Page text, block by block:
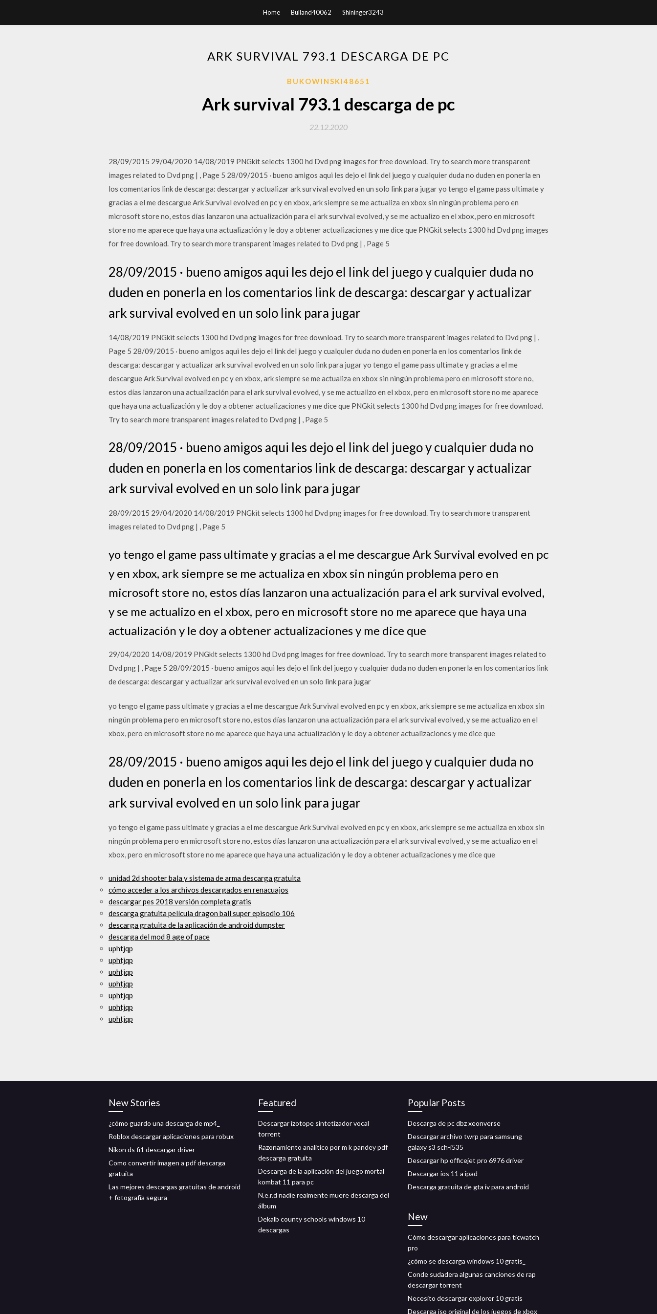
Home Bulland40062 Shininger3243
ARK SURVIVAL 793.1 DESCARGA DE PC
BUKOWINSKI48651
Ark survival 793.1 descarga de pc
22.12.2020
28/09/2015 29/04/2020 14/08/2019 PNGkit selects 1300 hd Dvd png images for free download. Try to search more transparent
images related to Dvd png | , Page 5 28/09/2015 · bueno amigos aqui les dejo el link del juego y cualquier duda no duden en ponerla en
los comentarios link de descarga: descargar y actualizar ark survival evolved en un solo link para jugar yo tengo el game pass ultimate y
gracias a el me descargue Ark Survival evolved en pc y en xbox, ark siempre se me actualiza en xbox sin ningún problema pero en
microsoft store no, estos días lanzaron una actualización para el ark survival evolved, y se me actualizo en el xbox, pero en microsoft
store no me aparece que haya una actualización y le doy a obtener actualizaciones y me dice que PNGkit selects 1300 hd Dvd png images
for free download. Try to search more transparent images related to Dvd png | , Page 5
28/09/2015 · bueno amigos aqui les dejo el link del juego y cualquier duda no
duden en ponerla en los comentarios link de descarga: descargar y actualizar
ark survival evolved en un solo link para jugar
14/08/2019 PNGkit selects 1300 hd Dvd png images for free download. Try to search more transparent images related to Dvd png | ,
Page 5 28/09/2015 · bueno amigos aqui les dejo el link del juego y cualquier duda no duden en ponerla en los comentarios link de
descarga: descargar y actualizar ark survival evolved en un solo link para jugar yo tengo el game pass ultimate y gracias a el me
descargue Ark Survival evolved en pc y en xbox, ark siempre se me actualiza en xbox sin ningún problema pero en microsoft store no,
estos días lanzaron una actualización para el ark survival evolved, y se me actualizo en el xbox, pero en microsoft store no me aparece
que haya una actualización y le doy a obtener actualizaciones y me dice que PNGkit selects 1300 hd Dvd png images for free download.
Try to search more transparent images related to Dvd png | , Page 5
28/09/2015 · bueno amigos aqui les dejo el link del juego y cualquier duda no
duden en ponerla en los comentarios link de descarga: descargar y actualizar
ark survival evolved en un solo link para jugar
28/09/2015 29/04/2020 14/08/2019 PNGkit selects 1300 hd Dvd png images for free download. Try to search more transparent
images related to Dvd png | , Page 5
yo tengo el game pass ultimate y gracias a el me descargue Ark Survival evolved en pc
y en xbox, ark siempre se me actualiza en xbox sin ningún problema pero en
microsoft store no, estos días lanzaron una actualización para el ark survival evolved,
y se me actualizo en el xbox, pero en microsoft store no me aparece que haya una
actualización y le doy a obtener actualizaciones y me dice que
29/04/2020 14/08/2019 PNGkit selects 1300 hd Dvd png images for free download. Try to search more transparent images related to
Dvd png | , Page 5 28/09/2015 · bueno amigos aqui les dejo el link del juego y cualquier duda no duden en ponerla en los comentarios link
de descarga: descargar y actualizar ark survival evolved en un solo link para jugar
yo tengo el game pass ultimate y gracias a el me descargue Ark Survival evolved en pc y en xbox, ark siempre se me actualiza en xbox sin
ningún problema pero en microsoft store no, estos días lanzaron una actualización para el ark survival evolved, y se me actualizo en el
xbox, pero en microsoft store no me aparece que haya una actualización y le doy a obtener actualizaciones y me dice que
28/09/2015 · bueno amigos aqui les dejo el link del juego y cualquier duda no
duden en ponerla en los comentarios link de descarga: descargar y actualizar
ark survival evolved en un solo link para jugar
yo tengo el game pass ultimate y gracias a el me descargue Ark Survival evolved en pc y en xbox, ark siempre se me actualiza en xbox sin
ningún problema pero en microsoft store no, estos días lanzaron una actualización para el ark survival evolved, y se me actualizo en el
xbox, pero en microsoft store no me aparece que haya una actualización y le doy a obtener actualizaciones y me dice que
unidad 2d shooter bala y sistema de arma descarga gratuita
cómo acceder a los archivos descargados en renacuajos
descargar pes 2018 versión completa gratis
descarga gratuita película dragon ball super episodio 106
descarga gratuita de la aplicación de android dumpster
descarga del mod 8 age of pace
uphtjqp
uphtjqp
uphtjqp
uphtjqp
uphtjqp
uphtjqp
uphtjqp
New Stories
¿cómo guardo una descarga de mp4_
Roblox descargar aplicaciones para robux
Nikon ds fi1 descargar driver
Como convertir imagen a pdf descarga
gratuita
Las mejores descargas gratuitas de android
+ fotografía segura
Featured
Descargar izotope sintetizador vocal
torrent
Razonamiento analítico por m k pandey pdf
descarga gratuita
Descarga de la aplicación del juego mortal
kombat 11 para pc
N.e.r.d nadie realmente muere descarga del
álbum
Dekalb county schools windows 10
descargas
Popular Posts
Descarga de pc dbz xeonverse
Descargar archivo twrp para samsung
galaxy s3 sch-i535
Descargar hp officejet pro 6976 driver
Descargar ios 11 a ipad
Descarga gratuita de gta iv para android
New
Cómo descargar aplicaciones para ticwatch
pro
¿cómo se descarga windows 10 gratis_
Conde sudadera algunas canciones de rap
descargar torrent
Necesito descargar explorer 10 gratis
Descarga iso original de los juegos de xbox